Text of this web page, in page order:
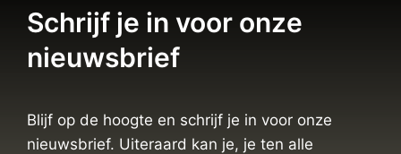
Schrijf je in voor onze
nieuwsbrief
Blijf op de hoogte en schrijf je in voor onze
nieuwsbrief. Uiteraard kan je, je ten alle